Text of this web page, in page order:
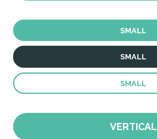
SMALL
SMALL
SMALL
VERTICAL